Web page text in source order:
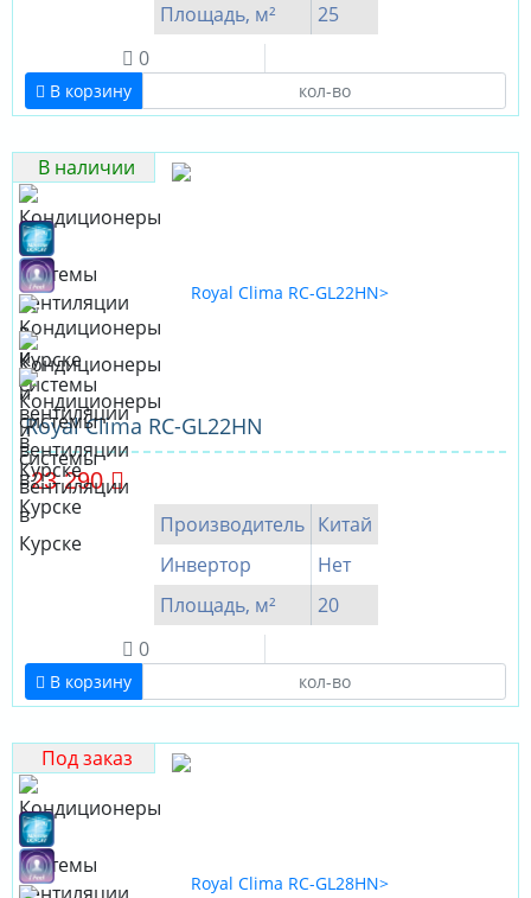
Площадь, м²
25
0
В корзину
В наличии
Royal Clima RC-GL22HN
23 290
Производитель Китай
Инвертор
Нет
Площадь, м²
20
0
В корзину
Под заказ